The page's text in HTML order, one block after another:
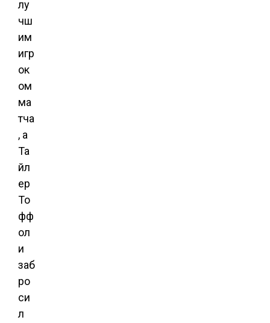
лу
чш
им
игр
ок
ом
ма
тча
, а
Та
йл
ер
То
фф
ол
и
заб
ро
си
л